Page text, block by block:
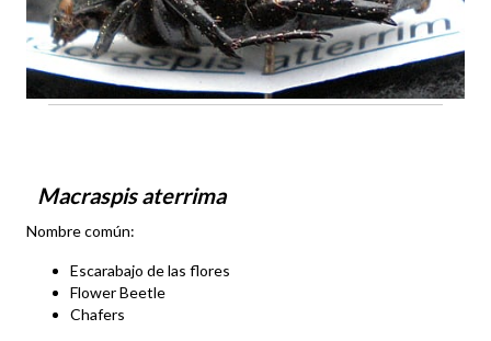
Macraspis aterrima
Nombre común:
Escarabajo de las flores
Flower Beetle
Chafers